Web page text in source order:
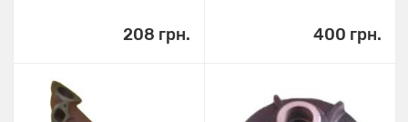
208 грн. 400 грн.